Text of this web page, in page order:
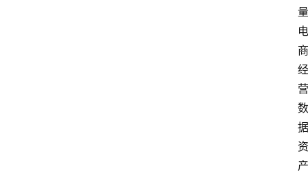
量
电
商
经
营
数
据
资
产